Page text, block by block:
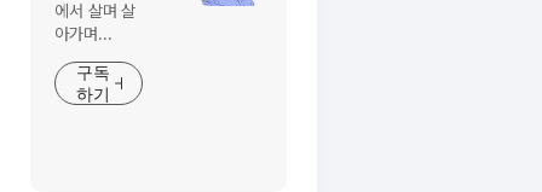
에서 살며 살
아가며...
구독
하기